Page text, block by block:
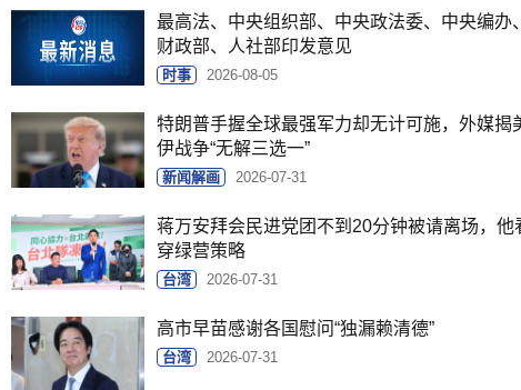
最高法、中央组织部、中央政法委、中央编办、
财政部、人社部印发意见
时事 2026-08-05
特朗普手握全球最强军力却无计可施，外媒揭
伊战争“无解三选一”
新闻解画 2026-07-31
蒋万安拜会民进党团不到20分钟被请离场，他
穿绿营策略
台湾 2026-07-31
高市早苗感谢各国慰问“独漏赖清德”
台湾 2026-07-31